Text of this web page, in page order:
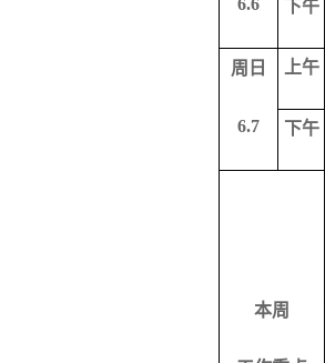
6.6 下午
周日
6.7
上午
下午
本周